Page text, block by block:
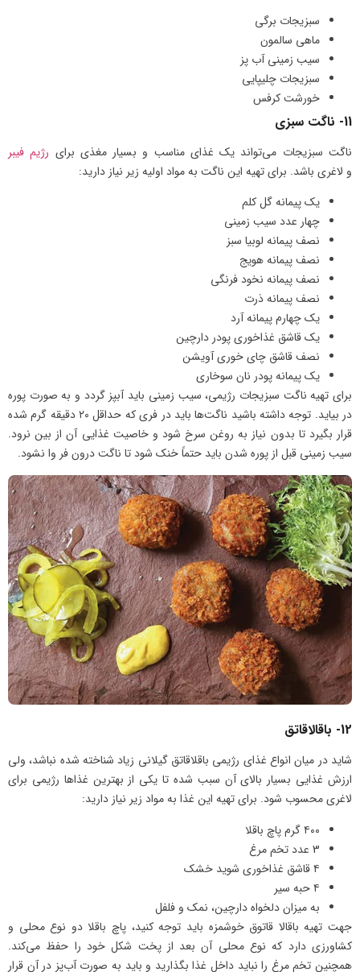
سبزیجات برگی
ماهی سالمون
سیب زمینی آب پز
سبزیجات چلیپایی
خورشت کرفس
11- ناگت سبزی ‌
ناگت سبزیجات می‌تواند یک غذای مناسب و بسیار مغذی برای رژیم فیبر
و لاغری باشد. برای تهیه این ناگت به مواد اولیه زیر نیاز دارید:
یک پیمانه گل کلم
چهار عدد سیب زمینی
نصف پیمانه لوبیا سبز
نصف پیمانه هویج
نصف پیمانه نخود فرنگی
نصف پیمانه ذرت
یک چهارم پیمانه آرد
یک قاشق غذاخوری پودر دارچین
نصف قاشق چای خوری آویشن
یک پیمانه پودر نان سوخاری
برای تهیه ناگت سبزیجات رژیمی، سیب زمینی باید آبپز گردد و به صورت پوره
در بیاید. توجه داشته باشید ناگت‌ها باید در فری که حداقل ۲۰ دقیقه گرم شده
قرار بگیرد تا بدون نیاز به روغن سرخ شود و خاصیت غذایی آن از بین نرود.
سیب زمینی قبل از پوره شدن باید حتماً خنک شود تا ناگت درون فر وا نشود.
12- باقالاقاتق
شاید در میان انواع غذای رژیمی باقلاقاتق گیلانی زیاد شناخته شده نباشد، ولی
ارزش غذایی بسیار بالای آن سبب شده تا یکی از بهترین غذاها رژیمی برای
لاغری محسوب شود. برای تهیه این غذا به مواد زیر نیاز دارید:
۴۰۰ گرم پاچ باقلا
3 عدد تخم مرغ
۴ قاشق غذاخوری شوید خشک
۴ حبه سیر
به میزان دلخواه دارچین، نمک و فلفل
جهت تهیه باقالا قاتوق خوشمزه باید توجه کنید، پاچ باقلا دو نوع محلی و
کشاورزی دارد که نوع محلی آن بعد از پخت شکل خود را حفظ می‌کند.
همچنین تخم مرغ را نباید داخل غذا بگذارید و باید به صورت آب‌پز در آن قرار